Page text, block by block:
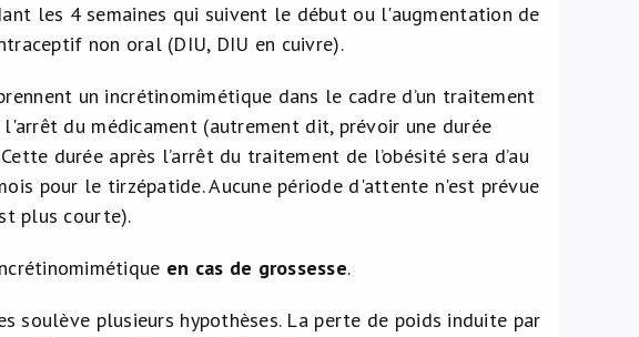
les 4 semaines qui suivent le début ou l'augmentation de
non oral (DIU, DIU en cuivre).
un incrétinomimétique dans le cadre d’un traitement
du médicament (autrement dit, prévoir une durée
durée après l’arrêt du traitement de l’obésité sera d’au
pour le tirzépatide. Aucune période d'attente n'est prévue
plus courte).
en cas de grossesse.
soulève plusieurs hypothèses. La perte de poids induite par